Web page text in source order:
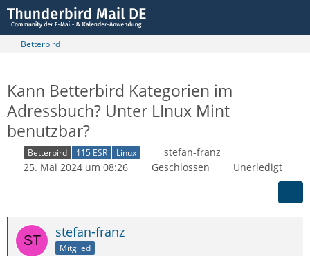
Betterbird
Kann Betterbird Kategorien im
Adressbuch? Unter LInux Mint
benutzbar?
Betterbird 115 ESR Linux
stefan-franz
25. Mai 2024 um 08:26
Geschlossen Unerledigt
stefan-franz
Mitglied